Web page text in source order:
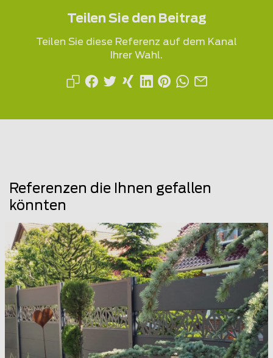
Teilen Sie den Beitrag
Teilen Sie diese Referenz auf dem Kanal
Ihrer Wahl.
Referenzen die Ihnen gefallen
könnten